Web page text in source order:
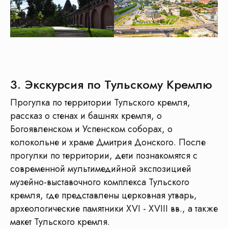
3. Экскурсия по Тульскому Кремлю
Прогулка по территории Тульского кремля,
рассказ о стенах и башнях кремля, о
Богоявленском и Успенском соборах, о
колокольне и храме Дмитрия Донского. После
прогулки по территории, дети познакомятся с
современной мультимедийной экспозицией
музейно-выставочного комплекса Тульского
кремля, где представлены церковная утварь,
археологические памятники XVI - XVIII вв., а также
макет Тульского кремля.